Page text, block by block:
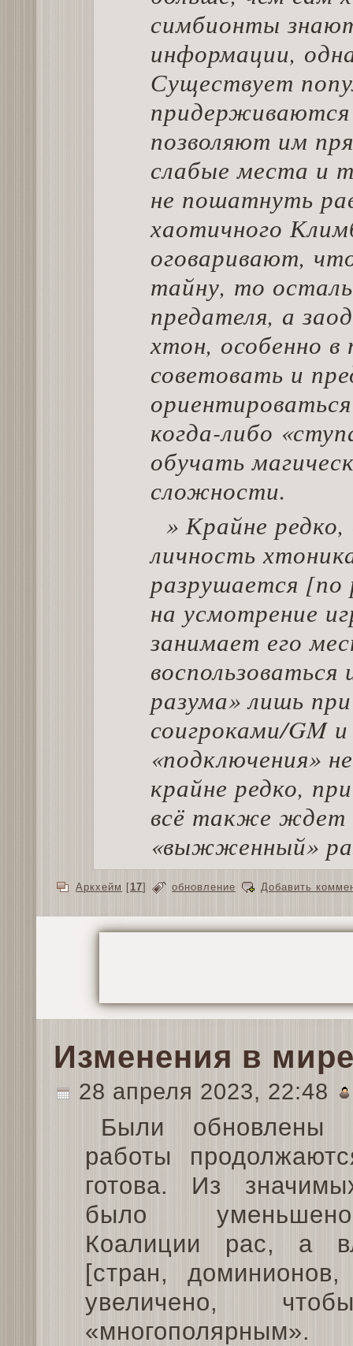
симбионты
информации,
Существует
придерживаются
позволяют им
слабые места и
не пошатнуть
хаотичного
оговаривают,
тайну, то
предателя, а
хтон, особенно
советовать и
когда-либо
обучать
сложности.
» Крайне
личность
разрушается
на усмотрение
занимает его
разума» лишь
соигроками/GM
«подключения»
крайне редко,
всё также ждет
«выжженный»
Аркхейм [17] обновление Добавить
Изменения в
28 апреля 2023, 22:48
Были обновлены
работы
готова. Из
было
Коалиции рас, а
[стран,
увеличено,
«многополярным».